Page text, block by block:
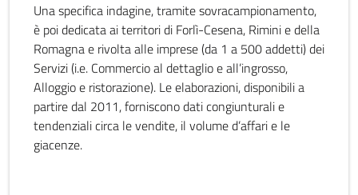
Una specifica indagine, tramite sovracampionamento,
è poi dedicata ai territori di Forlì-Cesena, Rimini e della
Romagna e rivolta alle imprese (da 1 a 500 addetti) dei
Servizi (i.e. Commercio al dettaglio e all’ingrosso,
Alloggio e ristorazione). Le elaborazioni, disponibili a
partire dal 2011, forniscono dati congiunturali e
tendenziali circa le vendite, il volume d’affari e le
giacenze.